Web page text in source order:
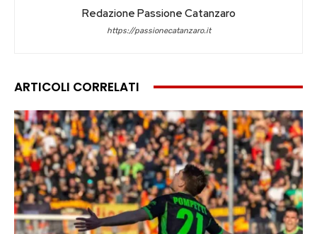
Redazione Passione Catanzaro
https://passionecatanzaro.it
ARTICOLI CORRELATI